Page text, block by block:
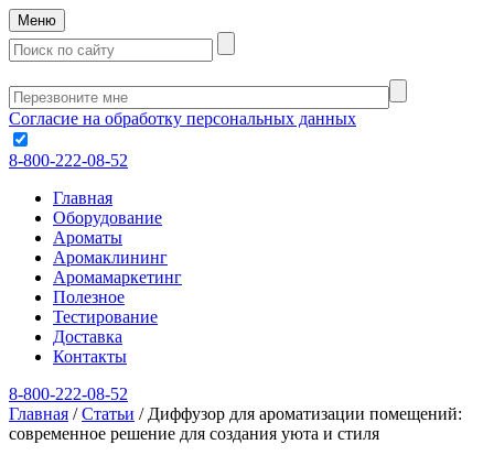
Меню
Согласие на обработку персональных данных
8-800-222-08-52
Главная
Оборудование
Ароматы
Аромаклининг
Аромамаркетинг
Полезное
Тестирование
Доставка
Контакты
8-800-222-08-52
Главная /Статьи / Диффузор для ароматизации помещений:
современное решение для создания уюта и стиля